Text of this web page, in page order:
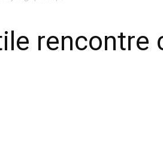
rencontre